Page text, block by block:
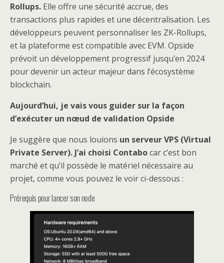
Rollups. Elle offre une sécurité accrue, des
transactions plus rapides et une décentralisation. Les
développeurs peuvent personnaliser les ZK-Rollups,
et la plateforme est compatible avec EVM. Opside
prévoit un développement progressif jusqu’en 2024
pour devenir un acteur majeur dans l’écosystème
blockchain.
Aujourd’hui, je vais vous guider sur la façon
d’exécuter un nœud de validation Opside
Je suggère que nous louions un serveur VPS (Virtual
Private Server). J’ai choisi Contabocar c’est bon
marché et qu’il possède le matériel nécessaire au
projet, comme vous pouvez le voir ci-dessous :
Prérequis pour lancer son node